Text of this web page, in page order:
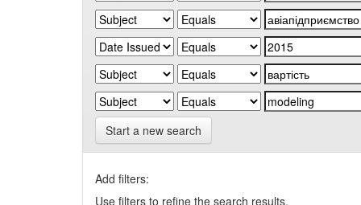
Start a new search
Add filters:
Use filters to refine the search results.